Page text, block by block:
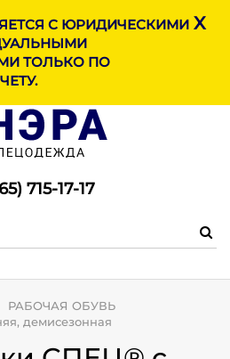
МЕНЮ
С ЮРИДИЧЕСКИМИ
ТОЛЬКО ПО
X
715-17-17
РАБОЧАЯ ОБУВЬ
демисезонная